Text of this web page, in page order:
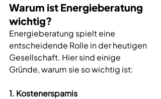
Warum ist Energieberatung
wichtig?
Energieberatung spielt eine
entscheidende Rolle in der heutigen
Gesellschaft. Hier sind einige
Gründe, warum sie so wichtig ist:
1. Kostenersparnis